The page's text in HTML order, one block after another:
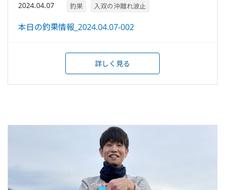
2024.04.07 釣果 入双の沖離れ波止
本日の釣果情報_2024.04.07-002
詳しく見る